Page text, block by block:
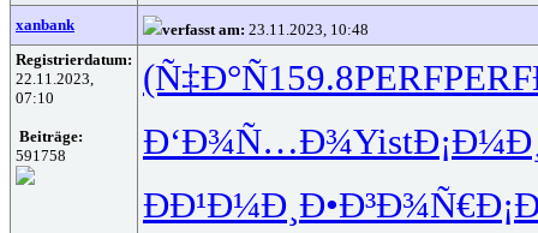
xanbank verfasst am: 23.11.2023, 10:48
Registrierdatum:
22.11.2023,
07:10
Beiträge:
591758
(Ñ‡Ð°Ñ159.8PERFPERF
Ð‘Ð¾Ñ…Ð¾Yist
Ð­Ð¹Ð¼Ð¸ Ð•Ð³Ð¾Ñ€